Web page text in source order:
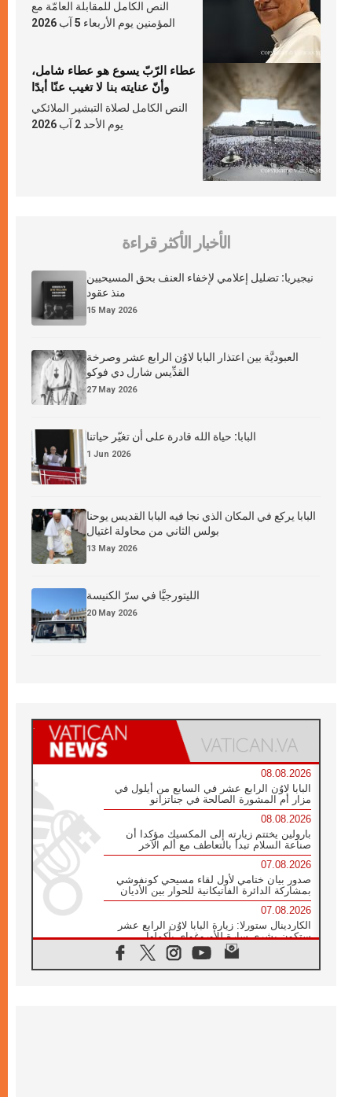
النص الكامل للمقابلة العامّة مع
المؤمنين يوم الأربعاء 5 آب 2026
عطاء الرّبّ يسوع هو عطاء شامل،
وأنّ عنايته بنا لا تغيب عنّا أبدًا
النص الكامل لصلاة التبشير الملائكي
يوم الأحد 2 آب 2026
الأخبار الأكثر قراءة
نيجيريا: تضليل إعلامي لإخفاء العنف بحق المسيحيين
منذ عقود
15 May 2026
العبوديَّة بين اعتذار البابا لاوُن الرابع عشر وصرخة
القدِّيس شارل دي فوكو
27 May 2026
البابا: حياة الله قادرة على أن تغيّر حياتنا
1 Jun 2026
البابا يركع في المكان الذي نجا فيه البابا القديس يوحنا
بولس الثاني من محاولة اغتيال
13 May 2026
الليتورجيَّا في سرّ الكنيسة
20 May 2026
08.08.2026
البابا لاوُن الرابع عشر في السابع من أيلول في
مزار أم المشورة الصالحة في جناتزانو
08.08.2026
بارولين يختتم زيارته إلى المكسيك مؤكدا أن
صناعة السلام تبدأ بالتعاطف مع ألم الآخر
07.08.2026
صدور بيان ختامي لأول لقاء مسيحي كونفوشي
بمشاركة الدائرة الفاتيكانية للحوار بين الأديان
07.08.2026
الكاردينال ستورلا: زيارة البابا لاوُن الرابع عشر
ستكون بشرى سارة للأوروغواي بأكملها
الفاتيكان يعلن برنامج الزيارة الرسولية للبابا لاوُن